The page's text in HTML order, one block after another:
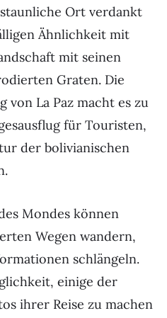
Ort verdankt
Ähnlichkeit mit
mit seinen
Graten. Die
La Paz macht es zu
für Touristen,
der bolivianischen
Mondes können
Wegen wandern,
schlängeln.
einige der
ihrer Reise zu machen